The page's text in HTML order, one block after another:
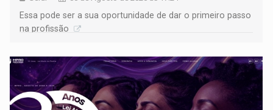
Essa pode ser a sua oportunidade de dar o primeiro passo
na profissão